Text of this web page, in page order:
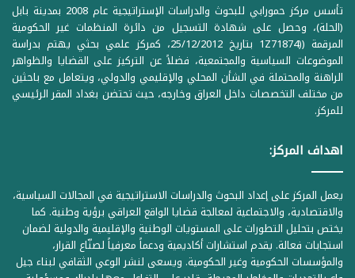
تأسس مركز حمورابي للبحوث والدراسات الإستراتيجية عام 2008 بمدينة بابل
(الحلة)، وحصل على شهادة التسجيل من دائرة المنظمات غير الحكومية
المرقمة ((1Z71874 بتاريخ 25/12/2012، كمركز علمي بحثي يهتم بدراسة
الموضوعات السياسية والمجتمعية، فضلاً عن التركيز على القضايا والظواهر
الراهنة والمحتملة في الشأن المحلي والإقليمي والدولي، ويتعامل مع باحثين
من مختلف التخصصات داخل العراق وخارجه، حيث تحتضن بغداد المقر الرئيسي
للمركز.
اهداف المركز:
يعمل المركز على إعداد البحوث والدراسات الاستراتيجية في المجالات السياسية،
والاقتصادية، والاجتماعية لمعالجة قضايا الواقع العراقي برؤية وطنية. كما
يختص بتحليل التطورات على المستويات الوطنية والإقليمية والدولية لضمان
استجابات فعالة. يقدم استشارات أكاديمية ودعماً معرفياً لصنّاع القرار،
والمؤسسات الحكومية وغير الحكومية. ويسعى لنشر الوعي الثقافي لبناء جيل